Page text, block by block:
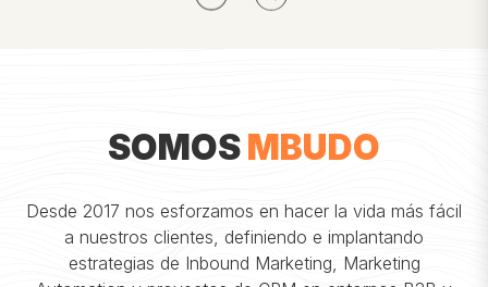
SOMOSMBUDO
Desde 2017 nos esforzamos en hacer la vida más fácil
a nuestros clientes, definiendo e implantando
estrategias de Inbound Marketing, Marketing